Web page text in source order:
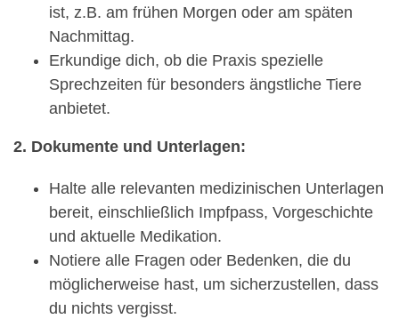
ist, z.B. am frühen Morgen oder am späten
Nachmittag.
Erkundige dich, ob die Praxis spezielle
Sprechzeiten für besonders ängstliche Tiere
anbietet.
2. Dokumente und Unterlagen:
Halte alle relevanten medizinischen Unterlagen
bereit, einschließlich Impfpass, Vorgeschichte
und aktuelle Medikation.
Notiere alle Fragen oder Bedenken, die du
möglicherweise hast, um sicherzustellen, dass
du nichts vergisst.